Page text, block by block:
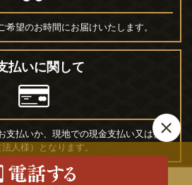
希望のお時間にお届けいたします。
払いに関して
支払いか、現地での現金支払い又は後日
人様）となります。